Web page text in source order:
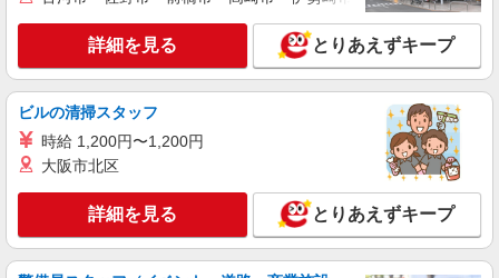
正社員
池畑運送株式会社
配車事務員
月給200,000円〜220,000円 ※経験・能力によ
る 試用期間3ヶ月あり（家族手当なし）
■イオン松阪XD内 三重県松阪市嬉野天花寺町
647-248
詳細を見る
詳細を見る とりあえずキープ
ビルの清掃スタッフ
時給 1,200円〜1,200円
大阪市北区
詳細を見る とりあえずキープ